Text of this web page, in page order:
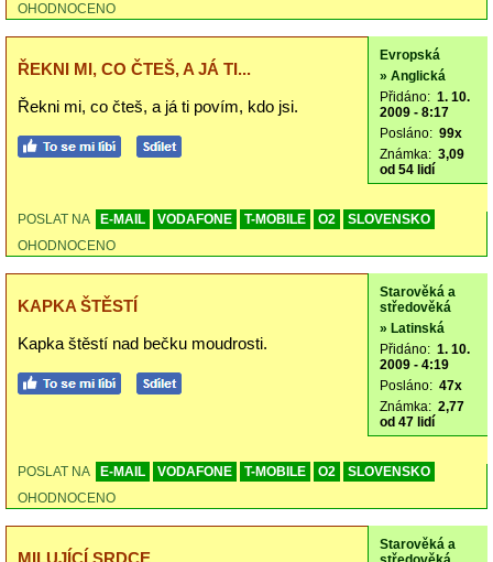
OHODNOCENO
ŘEKNI MI, CO ČTEŠ, A JÁ TI...
Řekni mi, co čteš, a já ti povím, kdo jsi.
Evropská
» Anglická
Přidáno: 1. 10.
2009 - 8:17
Posláno: 99x
Známka: 3,09
od 54 lidí
POSLAT NA E-MAIL VODAFONE T-MOBILE O2
SLOVENSKO
OHODNOCENO
KAPKA ŠTĚSTÍ
Kapka štěstí nad bečku moudrosti.
Starověká a
středověká
» Latinská
Přidáno: 1. 10.
2009 - 4:19
Posláno: 47x
Známka: 2,77
od 47 lidí
POSLAT NA E-MAIL VODAFONE T-MOBILE O2
SLOVENSKO
OHODNOCENO
MILUJÍCÍ SRDCE
Starověká a